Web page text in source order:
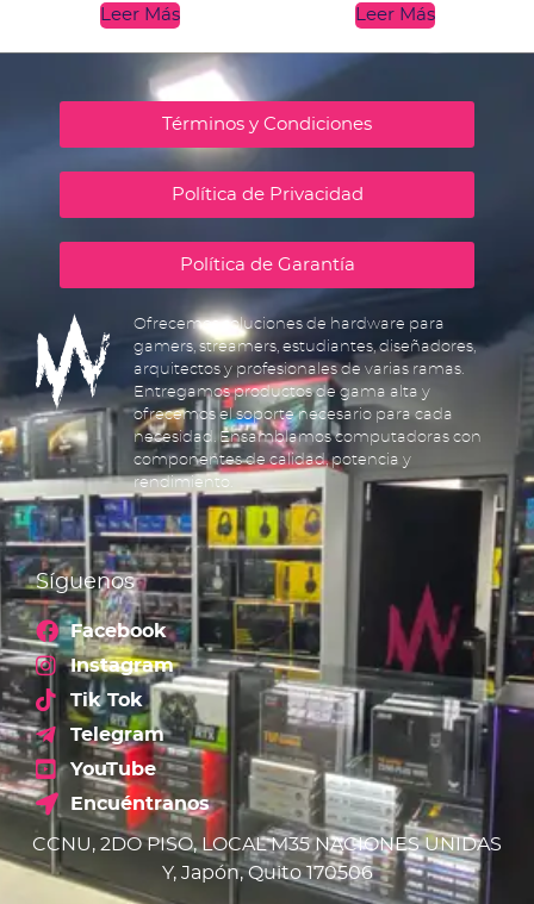
Leer Más Leer Más
Términos y Condiciones
Política de Privacidad
Política de Garantía
Ofrecemos soluciones de hardware para
gamers, streamers, estudiantes, diseñadores,
arquitectos y profesionales de varias ramas.
Entregamos productos de gama alta y
ofrecemos el soporte necesario para cada
necesidad. Ensamblamos computadoras con
componentes de calidad, potencia y
rendimiento.
Síguenos
Facebook
Instagram
Tik Tok
Telegram
YouTube
Encuéntranos
CCNU, 2DO PISO, LOCAL M35 NACIONES UNIDAS
Y, Japón, Quito 170506